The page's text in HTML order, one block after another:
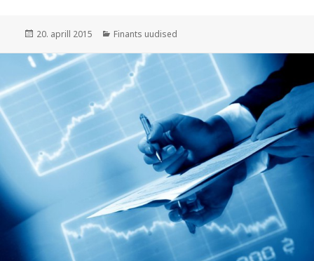
Postitatud
20. aprill 2015 Rubriigid
Finants uudised